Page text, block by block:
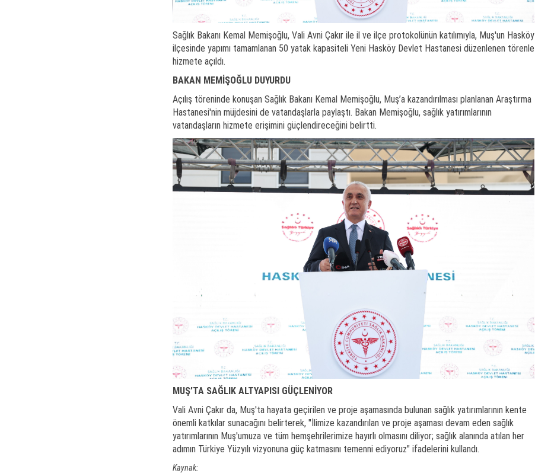
Sağlık Bakanı Kemal Memişoğlu, Vali Avni Çakır ile il ve ilçe protokolünün katılımıyla, Muş'un Hasköy
ilçesinde yapımı tamamlanan 50 yatak kapasiteli Yeni Hasköy Devlet Hastanesi düzenlenen törenle
hizmete açıldı.
BAKAN MEMİŞOĞLU DUYURDU
Açılış töreninde konuşan Sağlık Bakanı Kemal Memişoğlu, Muş’a kazandırılması planlanan Araştırma
Hastanesi'nin müjdesini de vatandaşlarla paylaştı. Bakan Memişoğlu, sağlık yatırımlarının
vatandaşların hizmete erişimini güçlendireceğini belirtti.
MUŞ’TA SAĞLIK ALTYAPISI GÜÇLENİYOR
Vali Avni Çakır da, Muş'ta hayata geçirilen ve proje aşamasında bulunan sağlık yatırımlarının kente
önemli katkılar sunacağını belirterek, "İlimize kazandırılan ve proje aşaması devam eden sağlık
yatırımlarının Muş'umuza ve tüm hemşehrilerimize hayırlı olmasını diliyor; sağlık alanında atılan her
adımın Türkiye Yüzyılı vizyonuna güç katmasını temenni ediyoruz" ifadelerini kullandı.
Kaynak: